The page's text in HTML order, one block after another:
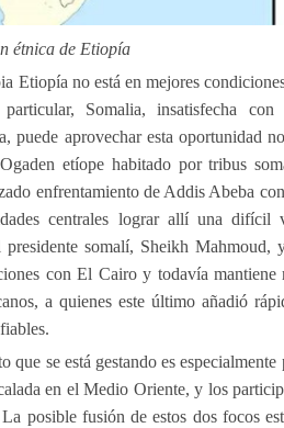
étnica de Etiopía
Etiopía no está en mejores
Somalia, insatisfecha
puede aprovechar esta oportunidad
etíope habitado por tribus
enfrentamiento de Addis Abeba
centrales lograr allí una difícil
somalí, Sheikh Mahmoud,
con El Cairo y todavía
a quienes este último añadió
que se está gestando es
en el Medio Oriente, y los
posible fusión de estos dos focos